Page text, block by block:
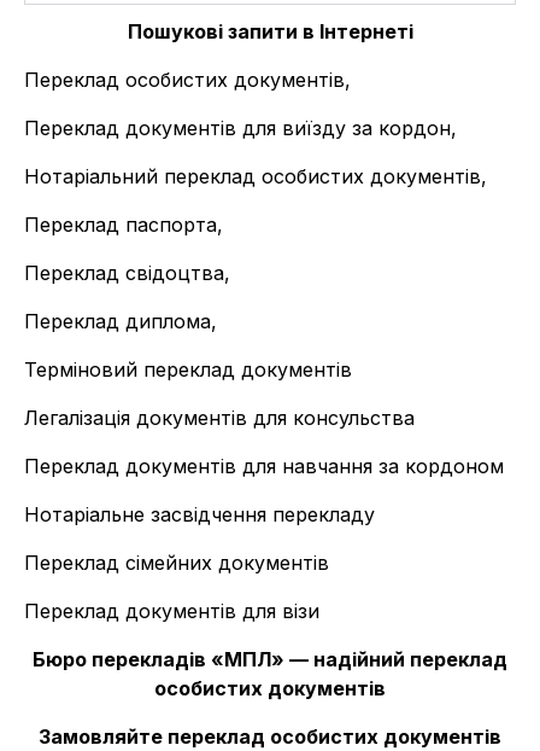
Пошукові запити в Інтернеті
Переклад особистих документів,
Переклад документів для виїзду за кордон,
Нотаріальний переклад особистих документів,
Переклад паспорта,
Переклад свідоцтва,
Переклад диплома,
Терміновий переклад документів
Легалізація документів для консульства
Переклад документів для навчання за кордоном
Нотаріальне засвідчення перекладу
Переклад сімейних документів
Переклад документів для візи
Бюро перекладів «МПЛ» — надійний переклад
особистих документів
Замовляйте переклад особистих документів